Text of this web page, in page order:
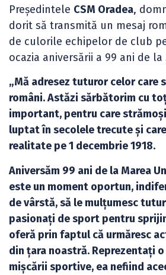
Președintele CSM Oradea,
dorit să transmită un mesaj
de culorile echipelor de club
ocazia aniversării a 99 ani de la
„Mă adresez tuturor celor care
români. Astăzi sărbătorim cu
important, pentru care
luptat în secolele trecute și
realitate pe 1 decembrie 1918.
Aniversăm 99 ani de la Marea
este un moment oportun,
de vârstă, să le mulțumesc
pasionați de sport pentru
oferă prin faptul că urmăresc
din țara noastră. Reprezentați
mișcării sportive, ea nefiind